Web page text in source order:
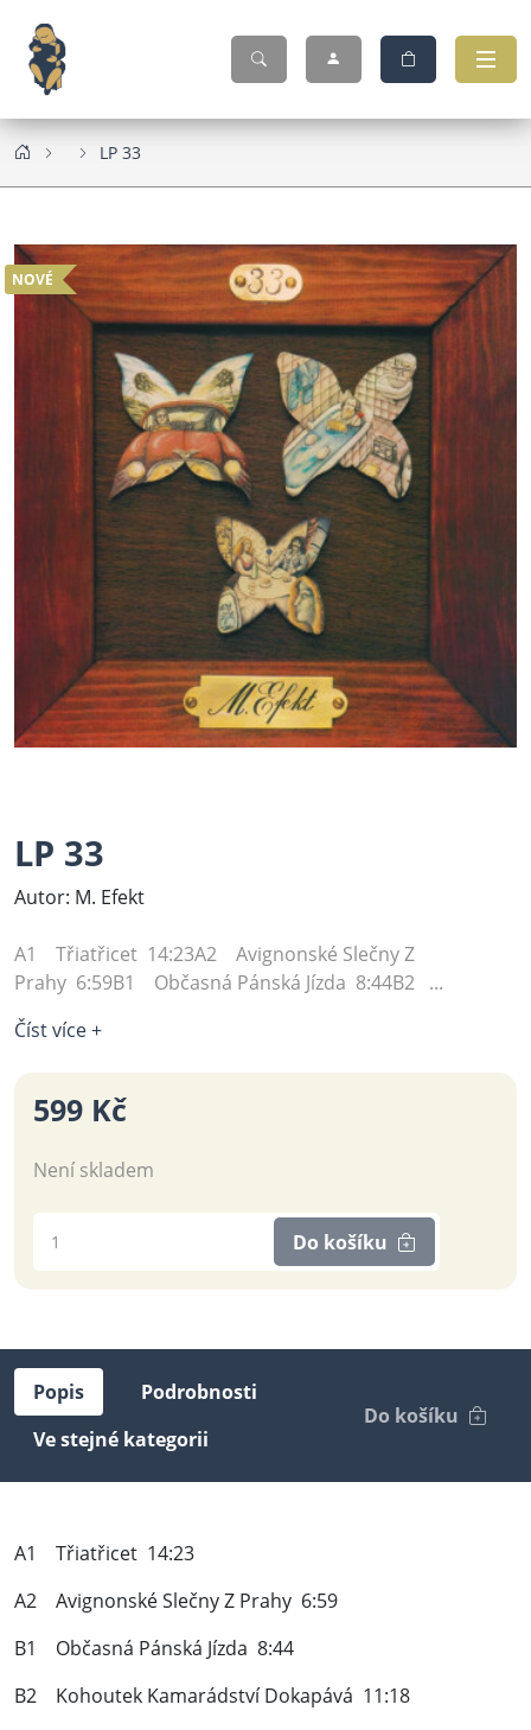
LP 33
NOVÉ
LP 33
Autor: M. Efekt
A1 Třiatřicet 14:23A2 Avignonské Slečny Z
Prahy 6:59B1 Občasná Pánská Jízda 8:44B2 ...
Číst více +
599 Kč
Není skladem
Do košíku
Popis
Podrobnosti
Ve stejné kategorii
Do košíku
A1 Třiatřicet 14:23
A2 Avignonské Slečny Z Prahy 6:59
B1 Občasná Pánská Jízda 8:44
B2 Kohoutek Kamarádství Dokapává 11:18